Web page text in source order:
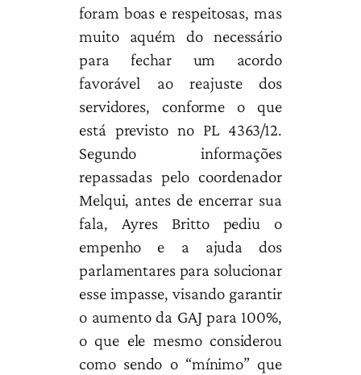
foram boas e respeitosas, mas
muito aquém do necessário
para fechar um acordo
favorável ao reajuste dos
servidores, conforme o que
está previsto no PL 4363/12.
Segundo informações
repassadas pelo coordenador
Melqui, antes de encerrar sua
fala, Ayres Britto pediu o
empenho e a ajuda dos
parlamentares para solucionar
esse impasse, visando garantir
o aumento da GAJ para 100%,
o que ele mesmo considerou
como sendo o “mínimo” que